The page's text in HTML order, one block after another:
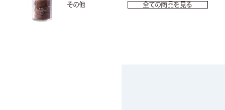
その他 全ての商品を見る